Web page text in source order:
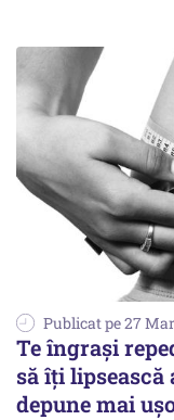
Publicat pe 27
Te îngrași
să îți lipsească
depune mai